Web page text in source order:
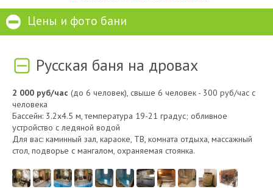
Цены и фото бани
Русская баня на дровах
2 000 руб/час (до 6 человек), свыше 6 человек - 300 руб/час с
человека
Бассейн: 3.2х4.5 м, температура 19-21 градус; обливное
устройство с ледяной водой
Для вас: каминный зал, караоке, ТВ, комната отдыха, массажный
стол, подворье с мангалом, охраняемая стоянка.